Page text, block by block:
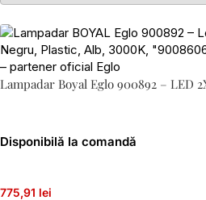
Lampadar Boyal Eglo 900892 – LED
Disponibilă la comandă
775,91 lei